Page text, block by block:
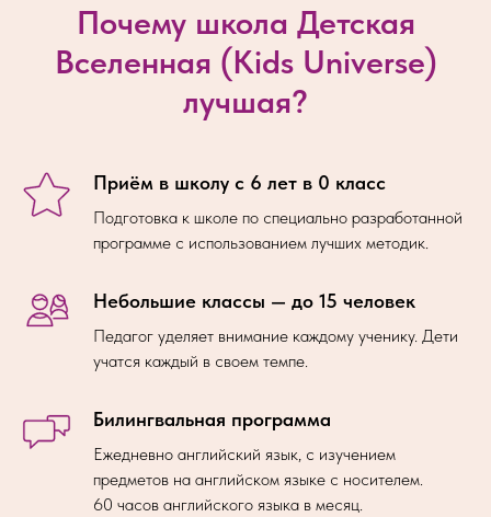
Почему школа Детская
Вселенная (Kids Universe)
лучшая?
Приём в школу с 6 лет в 0 класс
Подготовка к школе по специально разработанной
программе с использованием лучших методик.
Небольшие классы — до 15 человек
Педагог уделяет внимание каждому ученику. Дети
учатся каждый в своем темпе.
Билингвальная программа
Ежедневно английский язык, с изучением
предметов на английском языке с носителем.
60 часов английского языка в месяц.